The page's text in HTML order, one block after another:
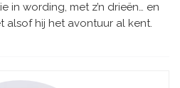
in wording, met z’n drieën… en
alsof hij het avontuur al kent.